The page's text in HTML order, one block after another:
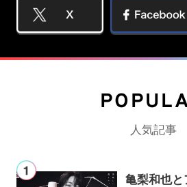
人気記事
亀梨和也と